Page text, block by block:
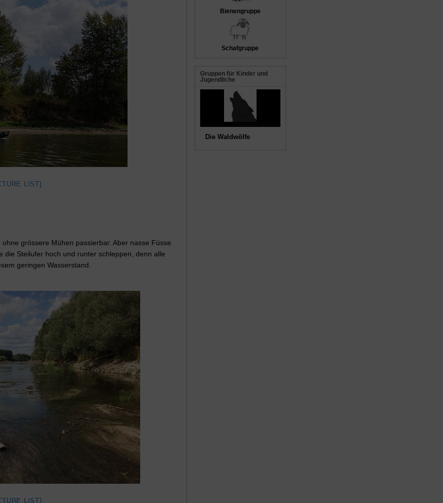
LIST]
grössere Mühen passierbar. Aber nasse Füsse
die Steilufer hoch und runter schleppen, denn alle
geringen Wasserstand.
LIST]
Bienengruppe
Schafgruppe
Gruppen für Kinder und
Jugendliche
Die Waldwölfe